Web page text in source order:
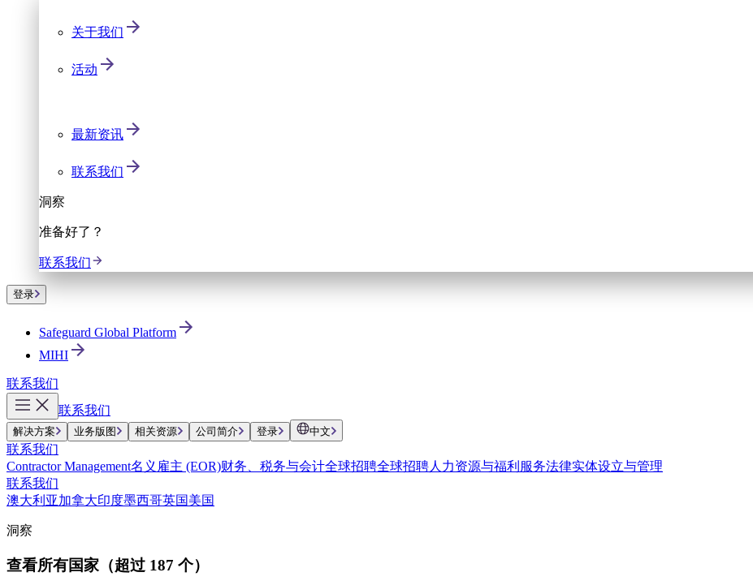
关于我们
活动
最新资讯
联系我们
洞察
准备好了？
联系我们
登录
Safeguard Global Platform
MIHI
联系我们
联系我们
解决方案 业务版图 相关资源 公司简介 登录 中文
联系我们
Contractor Management名义雇主 (EOR)财务、税务与会计全球招聘全球招聘人力资源与福利服务法律实体设立与管理
联系我们
澳大利亚加拿大印度墨西哥英国美国
洞察
查看所有国家（超过 187 个）